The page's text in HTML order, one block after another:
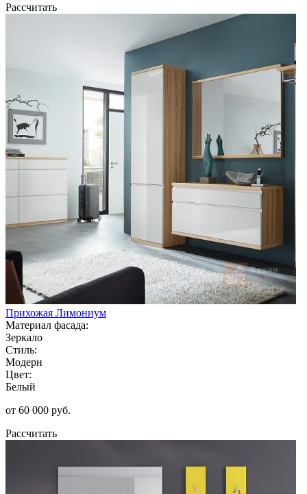
Рассчитать
Прихожая Лимониум
Материал фасада:
Зеркало
Стиль:
Модерн
Цвет:
Белый
от 60 000 руб.
Рассчитать